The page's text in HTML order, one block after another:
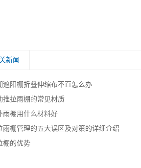
新闻
遮阳棚折叠伸缩布不直怎么办
推拉雨棚的常见材质
雨棚用什么材料好
雨棚管理的五大误区及对策的详细介绍
棚的优势